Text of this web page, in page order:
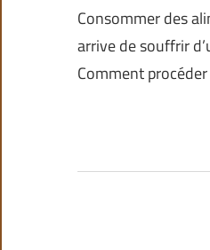
Consommer des
arrive de souffrir
Comment